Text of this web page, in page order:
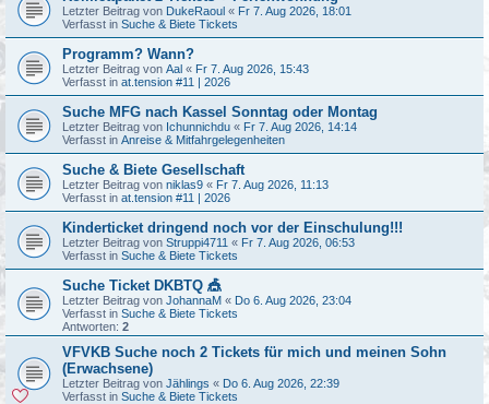
Letzter Beitrag von DukeRaoul « Fr 7. Aug 2026, 18:01
Verfasst in Suche & Biete Tickets
Programm? Wann?
Letzter Beitrag von Aal « Fr 7. Aug 2026, 15:43
Verfasst in at.tension #11 | 2026
Suche MFG nach Kassel Sonntag oder Montag
Letzter Beitrag von Ichunnichdu « Fr 7. Aug 2026, 14:14
Verfasst in Anreise & Mitfahrgelegenheiten
Suche & Biete Gesellschaft
Letzter Beitrag von niklas9 « Fr 7. Aug 2026, 11:13
Verfasst in at.tension #11 | 2026
Kinderticket dringend noch vor der Einschulung!!!
Letzter Beitrag von Struppi4711 « Fr 7. Aug 2026, 06:53
Verfasst in Suche & Biete Tickets
Suche Ticket DKBTQ 🎪
Letzter Beitrag von JohannaM « Do 6. Aug 2026, 23:04
Verfasst in Suche & Biete Tickets
Antworten: 2
VFVKB Suche noch 2 Tickets für mich und meinen Sohn
(Erwachsene)
Letzter Beitrag von Jählings « Do 6. Aug 2026, 22:39
Verfasst in Suche & Biete Tickets